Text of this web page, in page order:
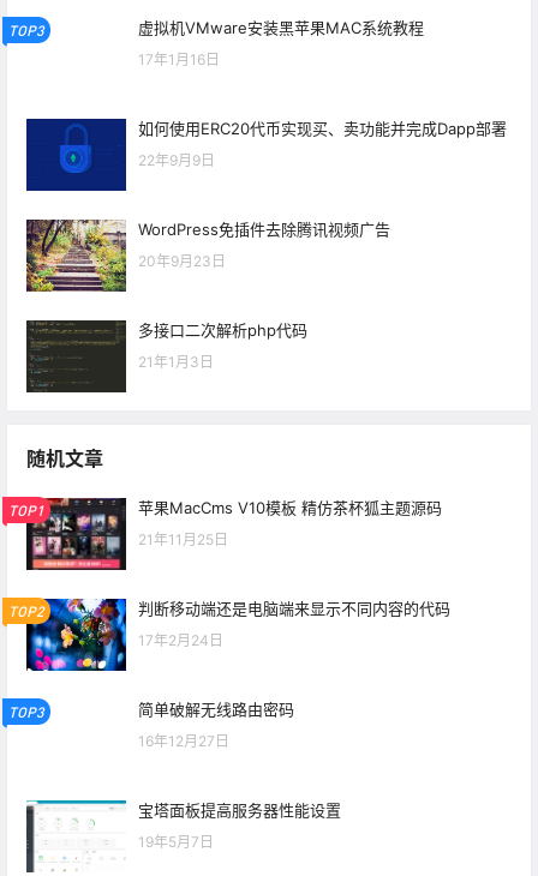
TOP3 虚拟机VMware安装黑苹果MAC系统教程
17年1月16日
如何使用ERC20代币实现买、卖功能并完成Dapp部署
22年9月9日
WordPress免插件去除腾讯视频广告
20年9月23日
多接口二次解析php代码
21年1月3日
随机文章
TOP1 苹果MacCms V10模板 精仿茶杯狐主题源码
21年11月25日
TOP2 判断移动端还是电脑端来显示不同内容的代码
17年2月24日
TOP3 简单破解无线路由密码
16年12月27日
宝塔面板提高服务器性能设置
19年5月7日